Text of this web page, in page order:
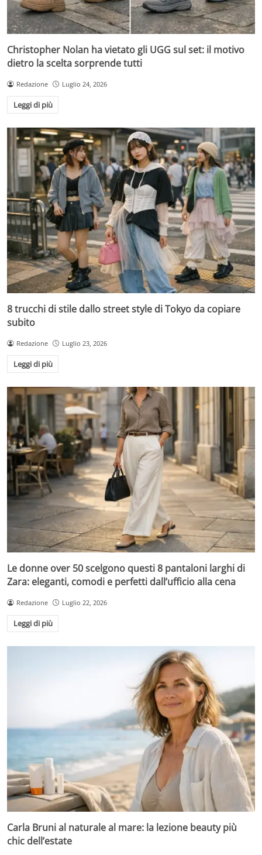
Christopher Nolan ha vietato gli UGG sul set: il motivo
dietro la scelta sorprende tutti
Redazione Luglio 24, 2026
Leggi di più
8 trucchi di stile dallo street style di Tokyo da copiare
subito
Redazione Luglio 23, 2026
Leggi di più
Le donne over 50 scelgono questi 8 pantaloni larghi di
Zara: eleganti, comodi e perfetti dall’ufficio alla cena
Redazione Luglio 22, 2026
Leggi di più
Carla Bruni al naturale al mare: la lezione beauty più
chic dell’estate